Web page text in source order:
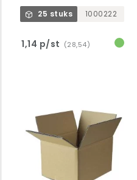
25 stuks 1000222
1,14 p/st (28,54)